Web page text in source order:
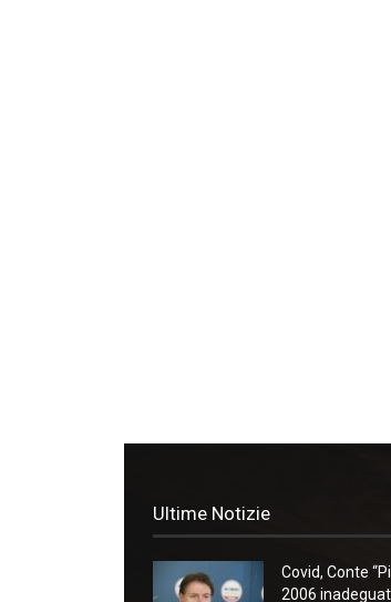
Ultime Notizie
Covid, Conte
2006